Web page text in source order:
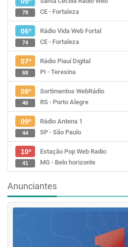
CE - Fortaleza
78
06ª
Rádio Vida Web Fortal
CE - Fortaleza
74
07ª
Rádio Piauí Digital
PI - Teresina
68
08ª
Sortimentos WebRádio
RS - Porto Alegre
46
09ª
Rádio Antena 1
SP - São Paulo
44
10ª
Estação Pop Web Radio
MG - Belo horizonte
41
Anunciantes